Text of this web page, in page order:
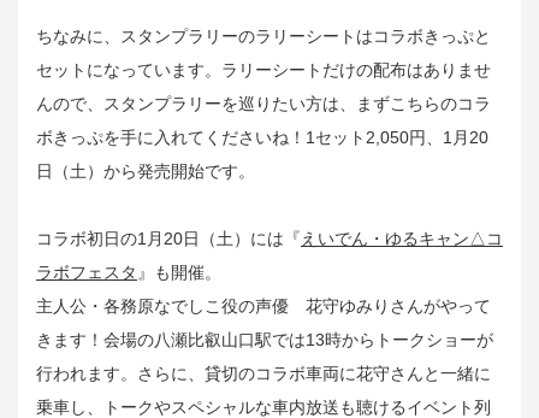
ちなみに、スタンプラリーのラリーシートはコラボきっぷと
セットになっています。ラリーシートだけの配布はありませ
んので、スタンプラリーを巡りたい方は、まずこちらのコラ
ボきっぷを手に入れてくださいね！1セット2,050円、1月20
日（土）から発売開始です。
コラボ初日の1月20日（土）には『えいでん・ゆるキャン△コ
ラボフェスタ 』も開催。
主人公・各務原なでしこ役の声優 花守ゆみりさんがやって
きます！会場の八瀬比叡山口駅では13時からトークショーが
行われます。さらに、貸切のコラボ車両に花守さんと一緒に
乗車し、トークやスペシャルな車内放送も聴けるイベント列